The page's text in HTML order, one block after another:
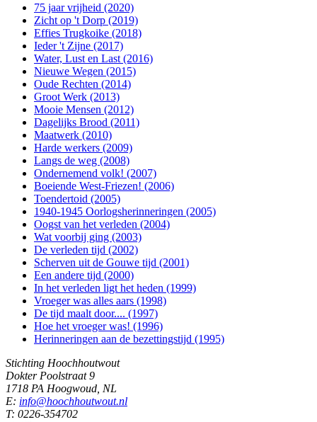
75 jaar vrijheid (2020)
Zicht op 't Dorp (2019)
Effies Trugkoike (2018)
Ieder 't Zijne (2017)
Water, Lust en Last (2016)
Nieuwe Wegen (2015)
Oude Rechten (2014)
Groot Werk (2013)
Mooie Mensen (2012)
Dagelijks Brood (2011)
Maatwerk (2010)
Harde werkers (2009)
Langs de weg (2008)
Ondernemend volk! (2007)
Boeiende West-Friezen! (2006)
Toendertoid (2005)
1940-1945 Oorlogsherinneringen (2005)
Oogst van het verleden (2004)
Wat voorbij ging (2003)
De verleden tijd (2002)
Scherven uit de Gouwe tijd (2001)
Een andere tijd (2000)
In het verleden ligt het heden (1999)
Vroeger was alles aars (1998)
De tijd maalt door.... (1997)
Hoe het vroeger was! (1996)
Herinneringen aan de bezettingstijd (1995)
Stichting Hoochhoutwout
Dokter Poolstraat 9
1718 PA Hoogwoud, NL
E: info@hoochhoutwout.nl
T: 0226-354702